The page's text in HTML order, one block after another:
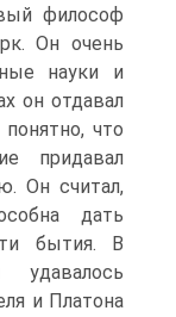
философ
Он очень
науки и
он отдавал
что
придавал
Он считал,
дать
бытия. В
и Платона